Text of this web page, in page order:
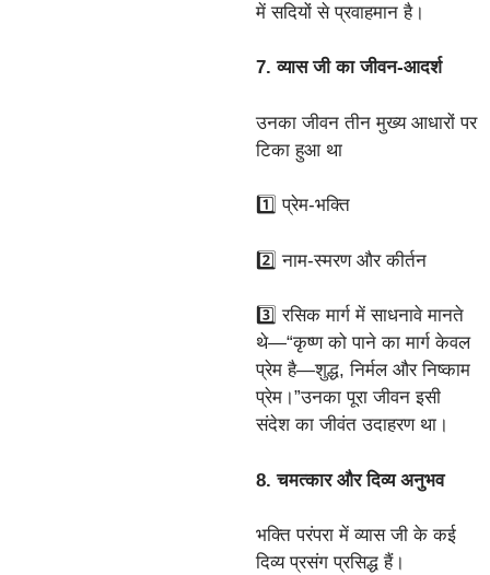
में सदियों से प्रवाहमान है।
7. व्यास जी का जीवन-आदर्श
उनका जीवन तीन मुख्य आधारों पर
टिका हुआ था
1️⃣ प्रेम-भक्ति
2️⃣ नाम-स्मरण और कीर्तन
3️⃣ रसिक मार्ग में साधनावे मानते
थे—“कृष्ण को पाने का मार्ग केवल
प्रेम है—शुद्ध, निर्मल और निष्काम
प्रेम।”उनका पूरा जीवन इसी
संदेश का जीवंत उदाहरण था।
8. चमत्कार और दिव्य अनुभव
भक्ति परंपरा में व्यास जी के कई
दिव्य प्रसंग प्रसिद्ध हैं।